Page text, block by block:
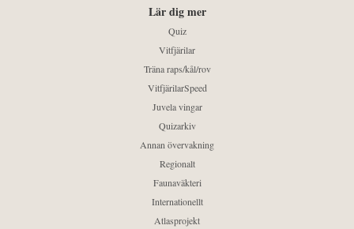
Lär dig mer
Quiz
Vitfjärilar
Träna raps/kål/rov
VitfjärilarSpeed
Juvela vingar
Quizarkiv
Annan övervakning
Regionalt
Faunaväkteri
Internationellt
Atlasprojekt